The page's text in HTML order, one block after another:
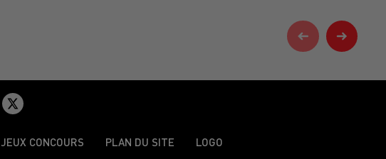
CONCOURS PLAN DU SITE LOGO